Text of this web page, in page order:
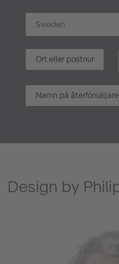
Sweden
Design by